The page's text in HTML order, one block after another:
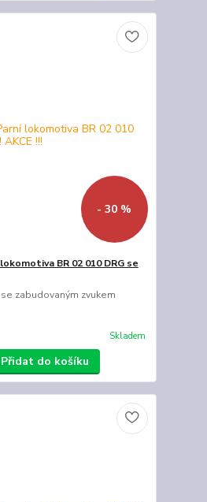
- 30 %
BR 02 010 DRG se
se zabudovaným zvukem
Skladem
Přidat do košíku